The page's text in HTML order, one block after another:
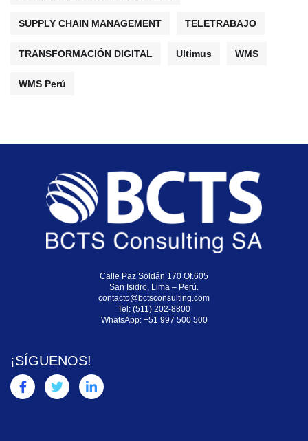
SUPPLY CHAIN MANAGEMENT TELETRABAJO
TRANSFORMACIÓN DIGITAL Ultimus WMS
WMS Perú
Calle Paz Soldán 170 Of.605
San Isidro, Lima – Perú.
contacto@bctsconsulting.com
Tel: (511) 202-8800
WhatsApp: +51 997 500 500
¡SÍGUENOS!